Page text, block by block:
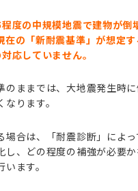
度の中規模地震で建物が倒
在の「新耐震基準」が想定
応していません。
のままでは、大地震発生時
ります。
場合は、「耐震診断」によ
し、どの程度の補強が必要
ます。